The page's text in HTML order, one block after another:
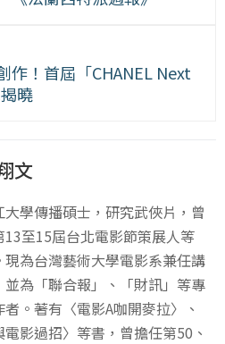
作！首屆「CHANEL Next
曉
文
大學傳播碩士，研究武俠片，曾
13至15屆台北電影節策展人等
現為台灣藝術大學電影系兼任講
並為「聯合報」、「財訊」等專
者。著有〈電影A咖開麥拉〉、
電影過招〉等書，曾擔任第50、